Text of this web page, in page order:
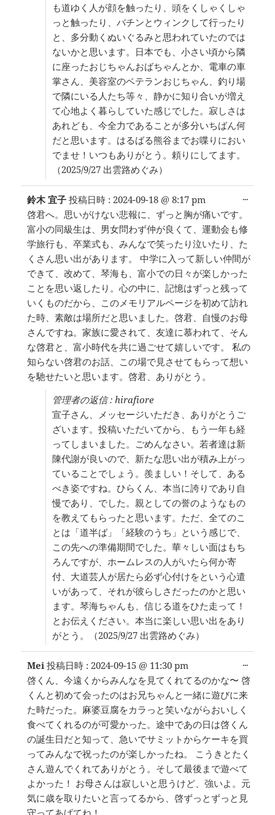
も道ゆく人が顔を触ったり、頭をくしゃくしゃ
っと触ったり、バチンとウィンクして行ったり
と、多分動くぬいぐるみと思われていたのでは
ないかと思います。日本でも、小さい頃から隣
に座ったおじちゃんおばちゃんとか、電車の車
掌さん、美容室のベテランおじちゃん、釣り場
で隣にいる人たち等々、静かに知り合いが増え
て心地よく暮らしていた感じでした。寂しさは
あれども、今全力であることが多分いちばん何
だと思います。はるばる熊谷までお喋りにおい
でませ！いつもありがとう。頼りにしてます。
（2025/9/27 出雲路めぐみ）
鈴木 宜子投稿日時 : 2024-09-18 @ 8:17 pm
啓君へ。思いがけない悲報に、ずっと胸が痛いです。
富小の同級生は、男女問わず仲が良くて、運動会も修
学旅行も、卒業式も、みんなで笑ったり泣いたり、た
くさん思い出があります。 中学に入って新しい仲間が
できて、改めて、琴海も、富小での日々が楽しかった
ことを思い返したり。心の中に、記憶はずっと残って
いくものだから、このメモリアルページを初めて訪れ
た時、素敵は場所だと思いました。啓君、自慢のお母
さんですね。家族に愛されて、友達に慕われて、そん
な啓君と、富小時代を共に過ごせて嬉しいです。 私の
知らない啓君のお話、この場で見させてもらって想い
を馳せたいと思います。啓君、ありがとう。
管理者の返信 : hirafiore
宣子さん、メッセージいただき、ありがとうご
ざいます。投稿いただいてから、もう一年も経
ってしまいました。ごめんなさい。若者達は新
陳代謝が良いので、新たな思い出が積み上がっ
ていることでしょう。羨ましい！そして、ある
べき姿ですね。ひらくん、本当に誇りであり自
慢であり、でした。親としての誉のようなもの
を教えてもらったと思います。ただ、全てのこ
とは「道半ば」「経験のうち」という感じで、
この先への準備期間でした。華々しい面はもち
ろんですが、ホームレスの人がいたら何か寄
付、大道芸人が居たら必ず心付けをという心遣
いがあって、それが彼らしさだったのかと思い
ます。琴海ちゃんも、信じる道をひた走って！
とお伝えください。本当に楽しい思い出をあり
がとう。（2025/9/27 出雲路めぐみ）
...こ
タ
ッ
ク
り
替
Mei投稿日時 : 2024-09-15 @ 11:30 pm
啓くん、今遠くからみんなを見てくれてるのかな〜 啓
くんと初めて会ったのはお兄ちゃんと一緒に遊びに来
た時だった。麻婆豆腐をカラっと笑いながらおいしく
食べてくれるのが可愛かった。途中であの日は啓くん
の誕生日だと知って、急いでサミットからケーキを買
ってみんなで祝ったのが楽しかったね。 こうきとたく
さん遊んでくれてありがとう。そして最後まで遊べて
よかった！ お母さんは寂しいと思うけど、強いよ。元
気に歳を取りたいと言ってるから、啓ずっとずっと見
守ってあげてね！
...こ
メ
タ
ク
ス
を
切
替
る。